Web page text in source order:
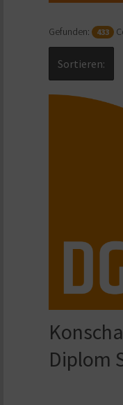
Gefunden: 433
Sortieren:
Diplom